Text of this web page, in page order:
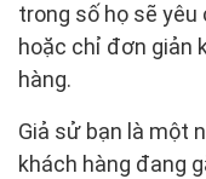
trong số họ sẽ
hoặc chỉ đơn giản
hàng.
Giả sử bạn là một
khách hàng đang